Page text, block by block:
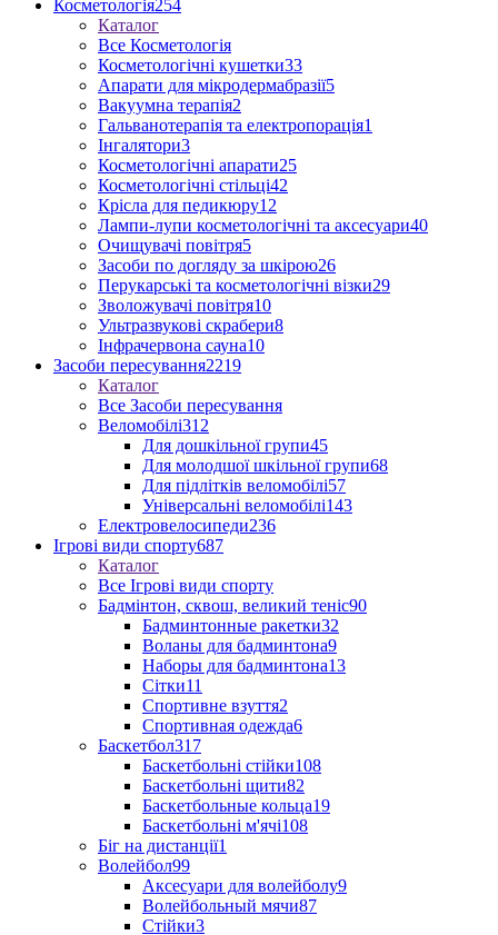
Косметологія254
Каталог
Все Косметологія
Косметологічні кушетки33
Апарати для мікродермабразії5
Вакуумна терапія2
Гальванотерапія та електропорація1
Інгалятори3
Косметологічні апарати25
Косметологічні стільці42
Крісла для педикюру12
Лампи-лупи косметологічні та аксесуари40
Очищувачі повітря5
Засоби по догляду за шкірою26
Перукарські та косметологічні візки29
Зволожувачі повітря10
Ультразвукові скрабери8
Інфрачервона сауна10
Засоби пересування2219
Каталог
Все Засоби пересування
Веломобілі312
Для дошкільної групи45
Для молодшої шкільної групи68
Для підлітків веломобілі57
Універсальні веломобілі143
Електровелосипеди236
Ігрові види спорту687
Каталог
Все Ігрові види спорту
Бадмінтон, сквош, великий теніс90
Бадминтонные ракетки32
Воланы для бадминтона9
Наборы для бадминтона13
Сітки11
Спортивне взуття2
Спортивная одежда6
Баскетбол317
Баскетбольні стійки108
Баскетбольні щити82
Баскетбольные кольца19
Баскетбольні м'ячі108
Біг на дистанції1
Волейбол99
Аксесуари для волейболу9
Волейбольный мячи87
Стійки3